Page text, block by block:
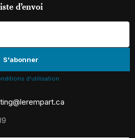
d’envoi
d'utilisation